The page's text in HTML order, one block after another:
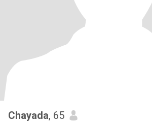
Chayada, 65